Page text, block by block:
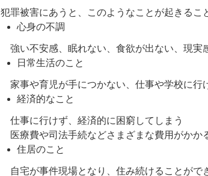
犯罪被害にあうと、このようなことが起きるこ
心身の不調
強い不安感、眠れない、食欲が出ない、現実
日常生活のこと
家事や育児が手につかない、仕事や学校に行
経済的なこと
仕事に行けず、経済的に困窮してしまう
医療費や司法手続などさまざまな費用がかか
住居のこと
自宅が事件現場となり、住み続けることがで